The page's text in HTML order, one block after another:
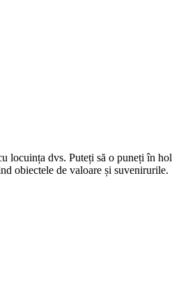
locuința dvs. Puteți să o puneți în hol
obiectele de valoare și suvenirurile.